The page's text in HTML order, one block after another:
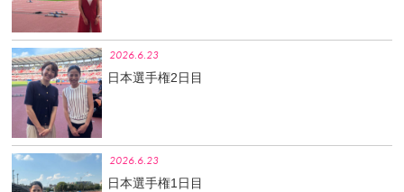
2026.6.23
日本選手権2日目
2026.6.23
日本選手権1日目